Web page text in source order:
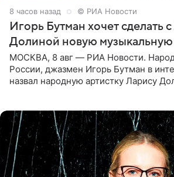
8 часов назад © РИА Новости
Игорь Бутман хочет сделать
Долиной новую
МОСКВА, 8 авг — РИА Новости.
России, джазмен Игорь Бутман в
назвал народную артистку Ларису